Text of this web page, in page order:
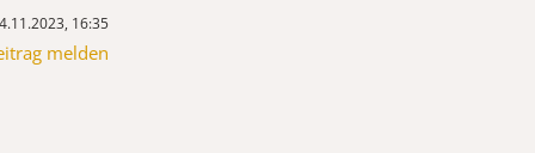
16:35
melden